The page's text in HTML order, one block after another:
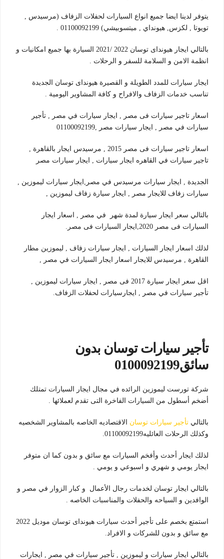
يتوفر لدينا ايضا جميع انواع السيارات لحفلات الزفاف (مرسيدس ,
تويوتا , لكزس, هيونداي , ميتسوبيشي) 01100092199 .
بالتالي ايجار هيونداى توسان 2022 /2021 السيارة بها جميع امكانيات و
انظمة الامن و السلامة للسفر و الرحلات .
ايجار سيارات للمدد الطويلة و القصيرة هيونداى توسان الجديدة
تناسب خدمات الزفاف والافراح و كافة المشاوير اليومية .
اسعار تاجير سيارات فى مصر , ايجار سيارات في مصر , تأجير
سيارات في مصر , ايجار سيارات مصر ,01100092199
اسعار تاجير سيارات فى مصر 2015 , مرسيدس ايجار بالقاهرة ,
تاجير سيارات في القاهره ايجار سيارات , ايجار سيارات مصر
الجديدة , ايجار سيارات مرسيدس في مصر,ايجار سيارات ليموزين ,
سيارات زفاف للايجار مصر , ايجار سيارة زفاف ليموزين ,
بالتالي سعر ايجار سيارة لمدة شهر في مصر , اسعار ايجار
السيارات فى مصر 2020,ايجار السيارات فى مصر.
لذلك اسعار ايجار السيارات , ايجار سيارات زفاف , ليموزين مطار
القاهرة , مرسيدس للايجار اسعار ايجار السيارات في مصر ,
اقل سعر ايجار سيارة 2017 فى مصر , ايجار سيارات ليموزين ,
تأجير سيارات في مصر , ايجارسيارات لحفلات الزفاف.
تأجير سيارات توسان بدون
سائق0100092199
شركة تورست ليموزين الرائده في مجال ايجار السيارات تمتلك
أضخم أسطول من السيارات الفاخرة التى تقدم لعملائها .
بالتالي تأجير سيارات توسان الاقتصاديه الخاصه بالمشاوير الشخصيه
وكذلك الرحلات العائليه01100092199.
لذلك ايجار أحدث وأفخم السيارات مع سائق و بدون كما ان متوفر
ايجار يومي و شهري و اسبوعي و يومي .
بالتالي ايجار توسان لخدمات رجال الأعمال و كبار الزوار في مصر و
الوافدين و السياحه والحفلات والمناسبات الخاصه .
استمتع بخصم على تأجير أحدث سيارات هيونداى توسان موديل 2022
مع سائق و بدون للشركات و الافراد.
بالتالي ايجار سيارات و ليموزين , تأجير سيارات في مصر , ايجارات